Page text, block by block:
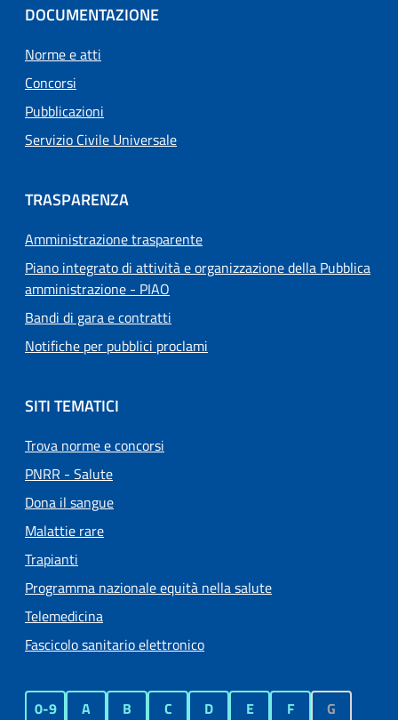
DOCUMENTAZIONE
Norme e atti
Concorsi
Pubblicazioni
Servizio Civile Universale
TRASPARENZA
Amministrazione trasparente
Piano integrato di attività e organizzazione della Pubblica
amministrazione - PIAO
Bandi di gara e contratti
Notifiche per pubblici proclami
SITI TEMATICI
Trova norme e concorsi
PNRR - Salute
Dona il sangue
Malattie rare
Trapianti
Programma nazionale equità nella salute
Telemedicina
Fascicolo sanitario elettronico
0-9 A B C D E F
G